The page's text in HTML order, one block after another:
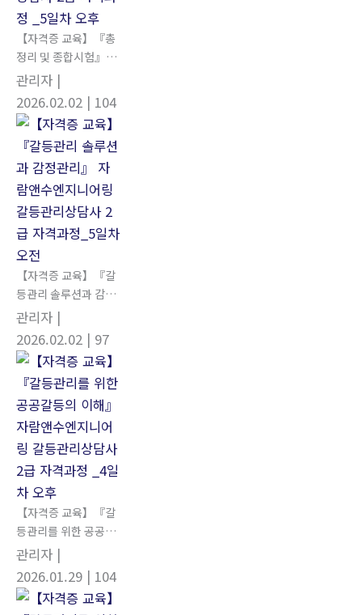
【자격증 교육】『총
정리 및 종합시험』 자
람앤수엔지니어링 갈
등관리상담사 2급 자
격과정 _5일차 오후
관리자 |
2026.02.02 | 104
【자격증 교육】『갈
등관리 솔루션과 감정
관리』 자람앤수엔지
니어링 갈등관리상담
사 2급 자격과정_5일
차 오전
관리자 |
2026.02.02 | 97
【자격증 교육】『갈
등관리를 위한 공공갈
등의 이해』 자람앤수
엔지니어링 갈등관리
상담사 2급 자격과정
_4일차 오후
관리자 |
2026.01.29 | 104